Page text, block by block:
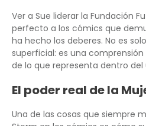
Ver a Sue liderar la Fundación
perfecto a los cómics que
ha hecho los deberes. No es
superficial: es una
de lo que representa dentro del
El poder real de la
Una de las cosas que siempre